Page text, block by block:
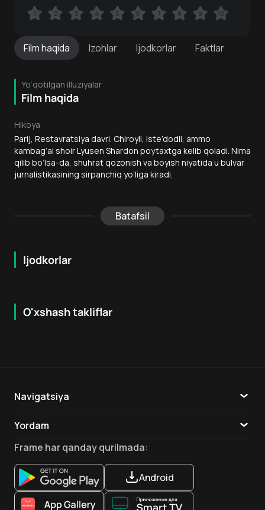
Filmhaqida Izohlar Ijodkorlar Faktlar
Yo‘qotilgan illuziyalar
Film haqida
Hikoya
Parij, Restavratsiya davri. Chiroyli, iste’dodli, ammo
kambag‘al shoir Lyusen Shardon poytaxtga kelib qoladi. Nima
qilib bo‘lsa-da, shuhrat qozonish va boyish niyatida u bulvar
jurnalistikasining sirpanchiq yo‘liga kiradi.
Batafsil
Ijodkorlar
1 2 3 4 5 6 7 8 9 10
1 2 3 4 5 6 7 8 9 10
O'xshash takliflar
16 + 7.9
Navigatsiya
Yordam
Aloqa
Ilovalar
Frame har qanday qurilmada:
Android